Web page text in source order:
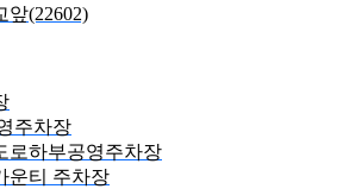
앞(22602)
주차장
로하부공영주차장
운티 주차장